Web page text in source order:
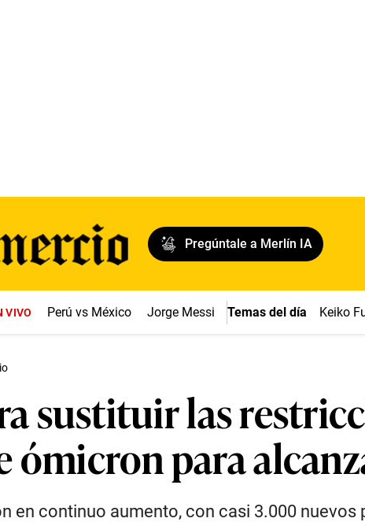
Pregúntale a Merlín IA
VIVO Perú vs México Jorge Messi Temas del día Keiko
sustituir las
ómicron para
en continuo aumento, con casi 3.000